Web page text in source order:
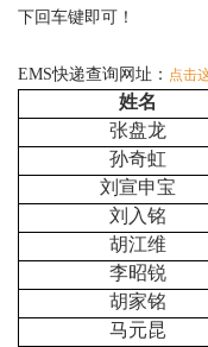
下回车键即可！
EMS快递查询网址： 点击
姓名
张盘龙
孙奇虹
刘宣申宝
刘入铭
胡江维
李昭锐
胡家铭
马元昆